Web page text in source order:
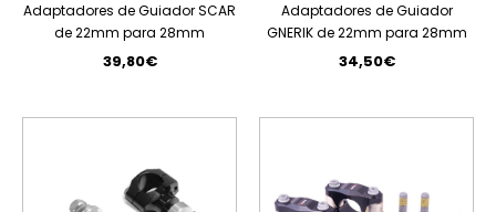
Adaptadores de Guiador SCAR
de 22mm para 28mm
39,80€
Adaptadores de Guiador
GNERIK de 22mm para 28mm
34,50€